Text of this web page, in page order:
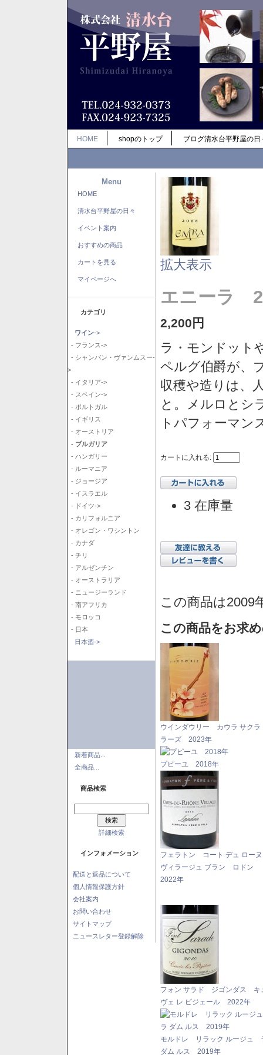
HOME shopのトップ ブログ清水台平野屋の日
Menu
HOME
清水台平野屋の日々
イベント案内
おすすめの商品
カートを見る
マイページへ
カテゴリ
ワイン->
- フランス->
- シャンパン・ヴァンムスー-
>
- イタリア->
- スペイン->
- ポルトガル
- イギリス
- オーストリア
- ブルガリア
- ハンガリー
- ルーマニア
- ジョージア
- イスラエル
- ドイツ->
- カリフォルニア
- オレゴン・ワシントン
- カナダ
- チリ
- アルゼンチン
- オーストラリア
- ニュージーランド
- 南アフリカ
- モロッコ
- 日本
日本酒->
新着商品...
全商品...
商品検索
詳細検索
インフォメーション
配送と返品について
個人情報保護方針
会社案内
お問い合わせ
サイトマップ
ニュースレター登録解除
拡大表示
エニーラ
2,200円
ラ・モンドット
ペルグ伯爵が、
収穫や造りは、
と。メルロとシ
トパフォーマン
カートに入れる:
3 在庫量
この商品は2009
この商品をお求
ウインダウリー カウラ サクラ
ラーズ 2023年
プピーユ 2018年
フェラトン コート デュ ロー
ヴィラージュ ブラン ロドン
2022年
フォン サラド ジゴンダス キ
ヴェ レ ピジェール 2022年
モルドレ リラック ルージュ
ダム ルス 2019年